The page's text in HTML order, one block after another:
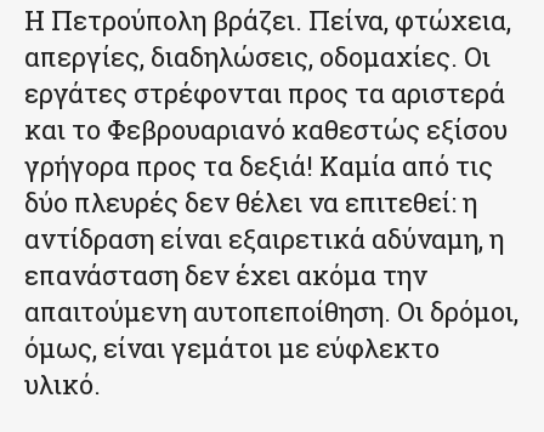
Η Πετρούπολη βράζει. Πείνα, φτώχεια,
απεργίες, διαδηλώσεις, οδομαχίες. Οι
εργάτες στρέφονται προς τα αριστερά
και το Φεβρουαριανό καθεστώς εξίσου
γρήγορα προς τα δεξιά! Καμία από τις
δύο πλευρές δεν θέλει να επιτεθεί: η
αντίδραση είναι εξαιρετικά αδύναμη, η
επανάσταση δεν έχει ακόμα την
απαιτούμενη αυτοπεποίθηση. Οι δρόμοι,
όμως, είναι γεμάτοι με εύφλεκτο
υλικό.